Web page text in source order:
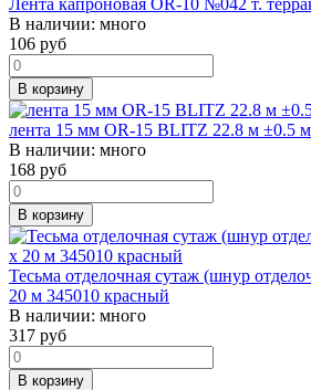
В наличии: много
106 руб
В корзину
лента 15 мм OR-15 BLITZ 22.8 м ±0.5
В наличии: много
168 руб
В корзину
Тесьма отделочная сутаж (шнур
20 м 345010 красный
В наличии: много
317 руб
В корзину